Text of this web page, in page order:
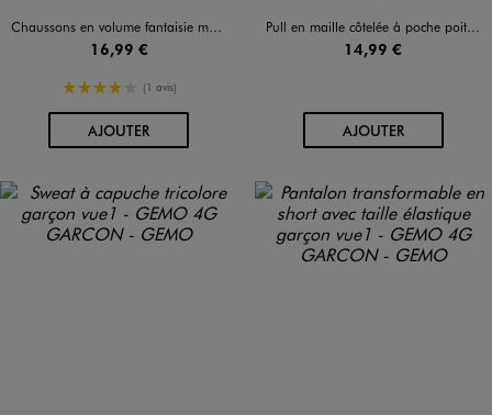
Chaussons en volume fantaisie motif jeu vidéo garçon bleu foncé
16,99 €
4/5 de moyenne
(1 avis)
AJOUTERAU PANIER
Pull en maille côtelée à poche poitrine garçon
14,99 €
AJOUTERAU PANIER